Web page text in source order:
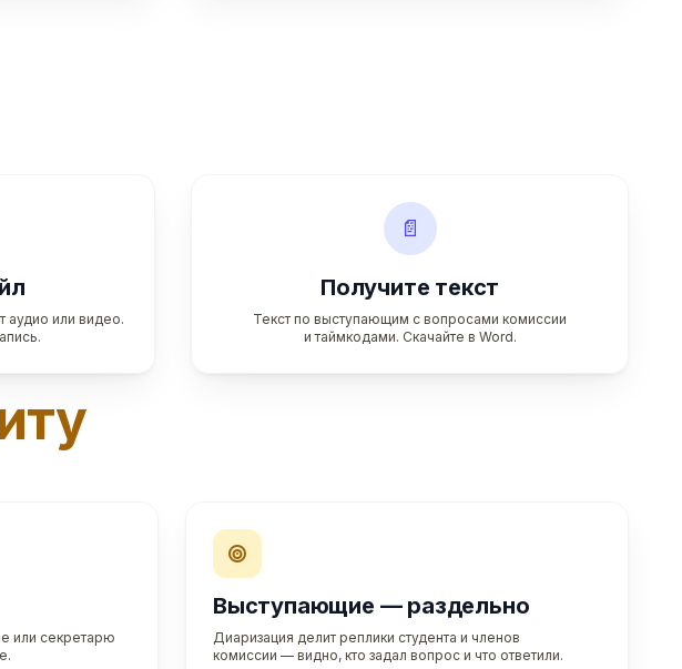
аудио или видео.
📄
Получите текст
Текст по выступающим с вопросами комиссии
и таймкодами. Скачайте в Word.
или секретарю
Выступающие — раздельно
Диаризация делит реплики студента и членов
комиссии — видно, кто задал вопрос и что ответили.